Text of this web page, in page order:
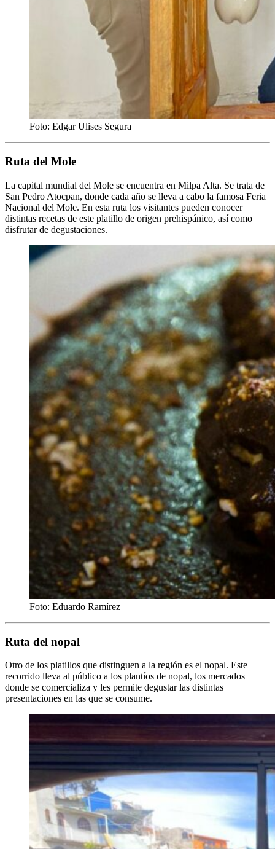
Foto: Edgar Ulises Segura
Ruta del Mole
La capital mundial del Mole se encuentra en Milpa Alta. Se trata de
San Pedro Atocpan, donde cada año se lleva a cabo la famosa Feria
Nacional del Mole. En esta ruta los visitantes pueden conocer
distintas recetas de este platillo de origen prehispánico, así como
disfrutar de degustaciones.
Foto: Eduardo Ramírez
Ruta del nopal
Otro de los platillos que distinguen a la región es el nopal. Este
recorrido lleva al público a los plantíos de nopal, los mercados
donde se comercializa y les permite degustar las distintas
presentaciones en las que se consume.